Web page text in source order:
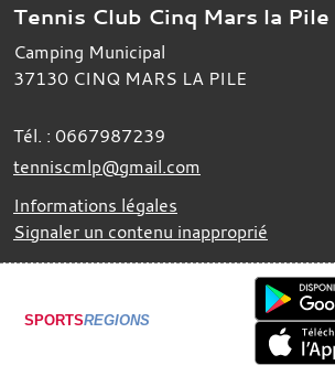
Tennis Club Cinq Mars la Pile
Camping Municipal
37130 CINQ MARS LA PILE
Tél. : 0667987239
tenniscmlp@gmail.com
Informations légales
Signaler un contenu inapproprié
SPORTSREGIONS